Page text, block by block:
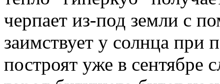
черпает из-под земли с
заимствует у солнца
построят уже в сентябре